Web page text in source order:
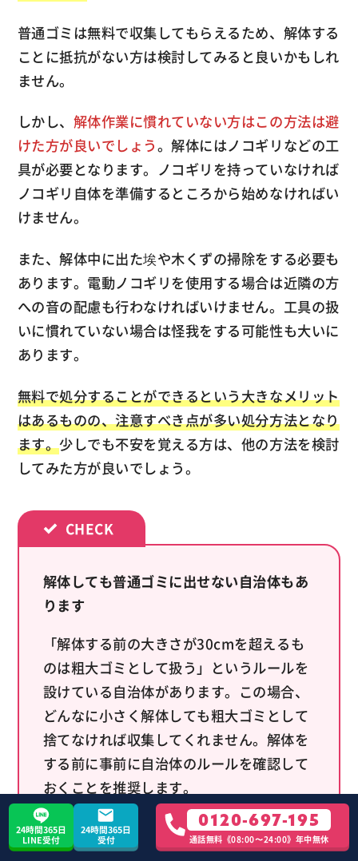
普通ゴミは無料で収集してもらえるため、解体する
ことに抵抗がない方は検討してみると良いかもしれ
ません。
しかし、 解体作業に慣れていない方はこの方法は避
けた方が良いでしょう。解体にはノコギリなどの工
具が必要となります。ノコギリを持っていなければ
ノコギリ自体を準備するところから始めなければい
けません。
また、解体中に出た埃や木くずの掃除をする必要も
あります。電動ノコギリを使用する場合は近隣の方
への音の配慮も行わなければいけません。工具の扱
いに慣れていない場合は怪我をする可能性も大いに
あります。
無料で処分することができるという大きなメリット
はあるものの、注意すべき点が多い処分方法となり
ます。少しでも不安を覚える方は、他の方法を検討
してみた方が良いでしょう。
解体しても普通ゴミに出せない自治体もあ
ります
「解体する前の大きさが30cmを超えるも
のは粗大ゴミとして扱う」というルールを
設けている自治体があります。この場合、
どんなに小さく解体しても粗大ゴミとして
捨てなければ収集してくれません。解体を
する前に事前に自治体のルールを確認して
おくことを推奨します。
24時間365日
LINE受付
24時間365日
受付
0120-697-195
通話無料《08:00〜24:00》年中無休